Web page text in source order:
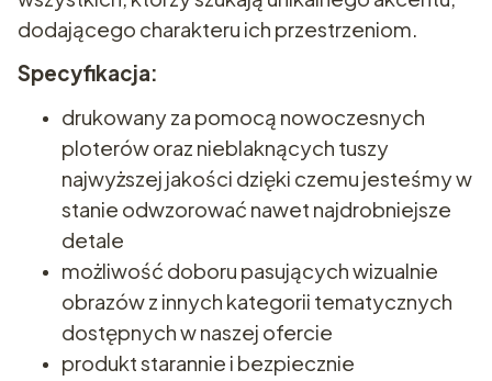
dodającego charakteru ich przestrzeniom.
Specyfikacja:
drukowany za pomocą nowoczesnych
ploterów oraz nieblaknących tuszy
najwyższej jakości dzięki czemu jesteśmy w
stanie odwzorować nawet najdrobniejsze
detale
możliwość doboru pasujących wizualnie
obrazów z innych kategorii tematycznych
dostępnych w naszej ofercie
produkt starannie i bezpiecznie